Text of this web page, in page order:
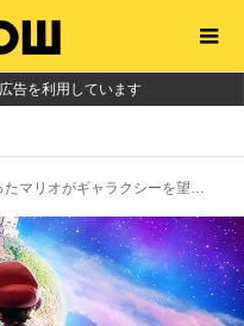
告を利用しています
む『ザ・スーパーマリオギャラクシー・ムービー』ポスタービジュアル第3弾が公開